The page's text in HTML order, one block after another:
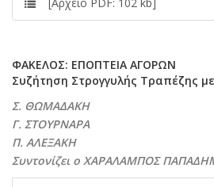
ΦΑΚΕΛΟΣ: ΕΠΟΠΤΕΙΑ ΑΓΟΡΩΝ
Συζήτηση Στρογγυλής Τραπέζης
Σ. ΘΩΜΑΔΑΚΗ
Γ. ΣΤΟΥΡΝΑΡΑ
Π. ΑΛΕΞΑΚΗ
Συντονίζει ο ΧΑΡΑΛΑΜΠΟΣ